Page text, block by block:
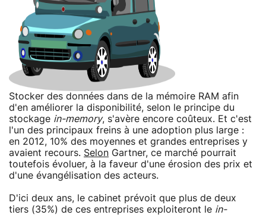
Stocker des données dans de la mémoire RAM afin
d'en améliorer la disponibilité, selon le principe du
stockage in-memory, s'avère encore coûteux. Et c'est
l'un des principaux freins à une adoption plus large :
en 2012, 10% des moyennes et grandes entreprises y
avaient recours. Selon Gartner, ce marché pourrait
toutefois évoluer, à la faveur d'une érosion des prix et
d'une évangélisation des acteurs.
D'ici deux ans, le cabinet prévoit que plus de deux
tiers (35%) de ces entreprises exploiteront le in-